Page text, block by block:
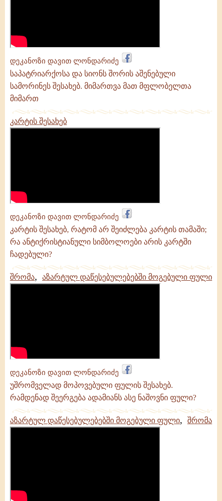
დეკანოზი დავით ლონდარიძე
საპატრიარქოსა და სიონს შორის აშენებული
სამორინეს შესახებ. მიმართვა მათ მფლობელთა
მიმართ
კარტის შესახებ
დეკანოზი დავით ლონდარიძე
კარტის შესახებ, რატომ არ შეიძლება კარტის თამაში;
რა ანტიქრისტიანული სიმბოლოები არის კარტში
ჩადებული?
შრომა, აზარტულ დაწესებულებებში მოგებული ფული
დეკანოზი დავით ლონდარიძე
უშრომველად მოპოვებული ფულის შესახებ.
რამდენად შეერგება ადამიანს ასე ნაშოვნი ფული?
აზარტულ დაწესებულებებში მოგებული ფული, შრომა